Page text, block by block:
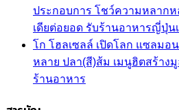
ประกอบการ โชว์ความหลากห
เดียต่อยอด รับร้านอาหารญี่ปุ่น
โก โฮลเซลล์ เปิดโลก แซลมอ
หลาย ปลา(สี)ส้ม เมนูฮิตสร้าง
ร้านอาหาร